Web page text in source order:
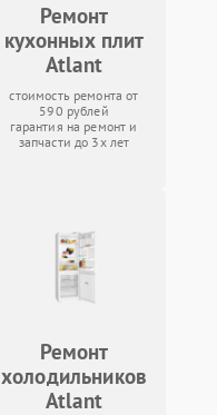
Ремонт
кухонных плит
Atlant
стоимость ремонта от
590 рублей
гарантия на ремонт и
запчасти до 3х лет
Ремонт
холодильников
Atlant